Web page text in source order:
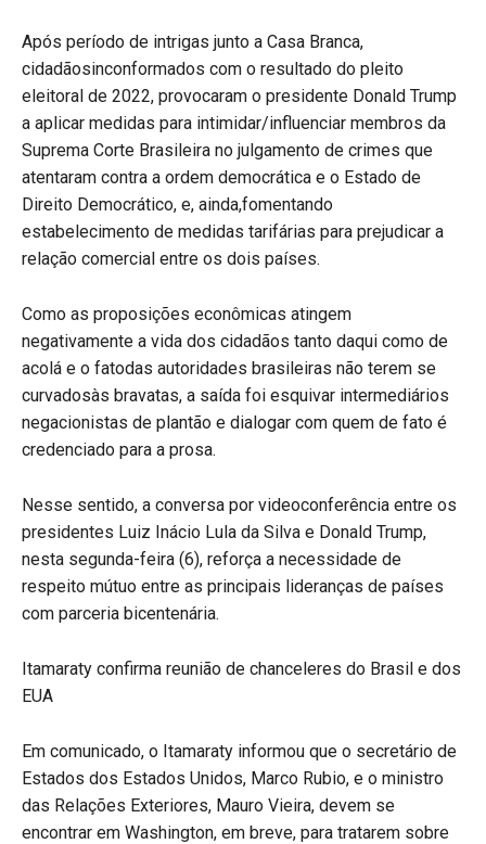
Após período de intrigas junto a Casa Branca,
cidadãosinconformados com o resultado do pleito
eleitoral de 2022, provocaram o presidente Donald Trump
a aplicar medidas para intimidar/influenciar membros da
Suprema Corte Brasileira no julgamento de crimes que
atentaram contra a ordem democrática e o Estado de
Direito Democrático, e, ainda,fomentando
estabelecimento de medidas tarifárias para prejudicar a
relação comercial entre os dois países.
Como as proposições econômicas atingem
negativamente a vida dos cidadãos tanto daqui como de
acolá e o fatodas autoridades brasileiras não terem se
curvadosàs bravatas, a saída foi esquivar intermediários
negacionistas de plantão e dialogar com quem de fato é
credenciado para a prosa.
Nesse sentido, a conversa por videoconferência entre os
presidentes Luiz Inácio Lula da Silva e Donald Trump,
nesta segunda-feira (6), reforça a necessidade de
respeito mútuo entre as principais lideranças de países
com parceria bicentenária.
Itamaraty confirma reunião de chanceleres do Brasil e dos
EUA
Em comunicado, o Itamaraty informou que o secretário de
Estados dos Estados Unidos, Marco Rubio, e o ministro
das Relações Exteriores, Mauro Vieira, devem se
encontrar em Washington, em breve, para tratarem sobre